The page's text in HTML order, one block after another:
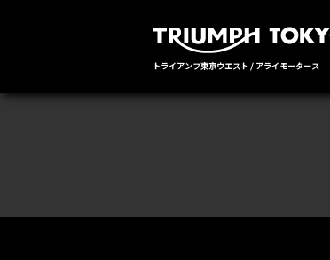
トライアンフ東京ウエスト / アライモータース